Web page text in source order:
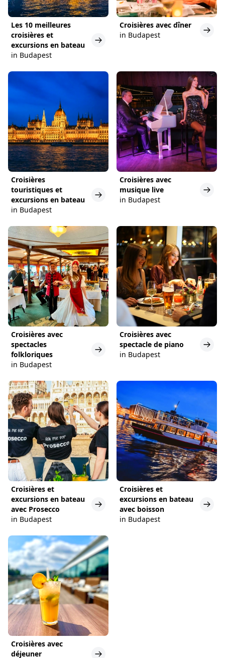
Les 10 meilleures
croisières et
excursions en bateau
in Budapest
Croisières avec dîner
in Budapest
Croisières
touristiques et
excursions en bateau
in Budapest
Croisières avec
musique live
in Budapest
Croisières avec
spectacles
folkloriques
in Budapest
Croisières avec
spectacle de piano
in Budapest
Croisières et
excursions en bateau
avec Prosecco
in Budapest
Croisières et
excursions en bateau
avec boisson
in Budapest
Croisières avec
déjeuner